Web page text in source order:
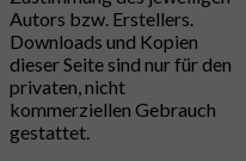
Autors bzw. Erstellers.
Downloads und Kopien
dieser Seite sind nur für den
privaten, nicht
kommerziellen Gebrauch
gestattet.